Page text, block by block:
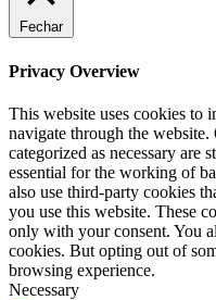
Fechar
Privacy Overview
This website uses cookies to
navigate through the website.
categorized as necessary are
essential for the working of
also use third-party cookies
you use this website. These
only with your consent. You
cookies. But opting out of
browsing experience.
Necessary